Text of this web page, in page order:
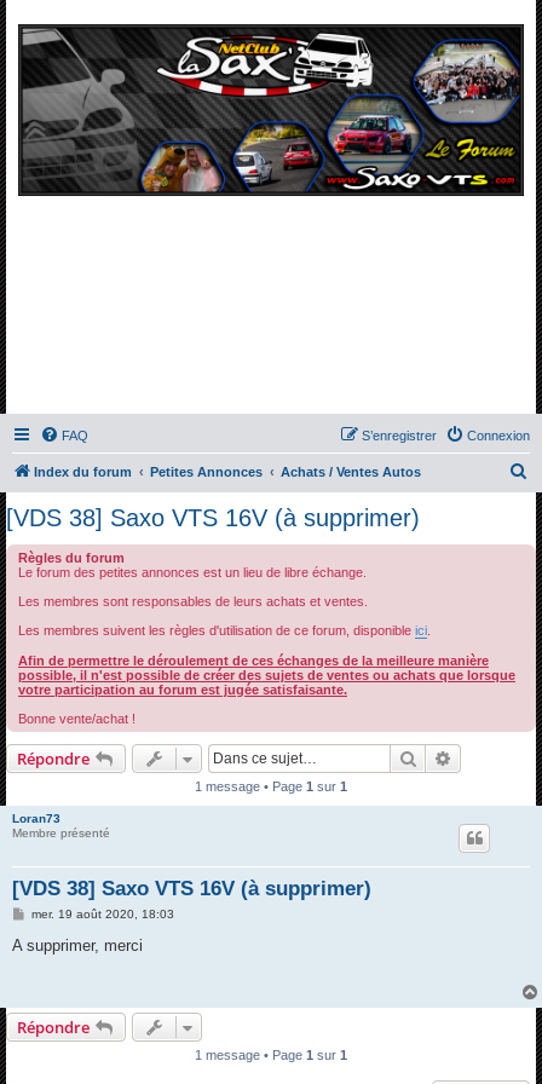
FAQ Connexion
S’enregistrer
Index du forum Petites Annonces Achats / Ventes Autos
r
[VDS 38] Saxo VTS 16V (à supprimer)
Règles du forum
Le forum des petites annonces est un lieu de libre échange.
Les membres sont responsables de leurs achats et ventes.
Les membres suivent les règles d'utilisation de ce forum, disponible ici
Afin de permettre le déroulement de ces échanges de la meilleure manière
possible, il n'est possible de créer des sujets de ventes ou achats que lorsque
votre participation au forum est jugée satisfaisante.
Bonne vente/achat !
Répondre RechercherRecherche
1 message • Page 1 sur 1
Loran73
Membre présenté
[VDS 38] Saxo VTS 16V (à supprimer)
M
s
mer. 19 août 2020, 18:03
A supprimer, merci
Répondre
1 message • Page 1 sur 1